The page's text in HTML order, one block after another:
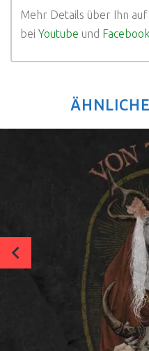
Mehr Details über Ihn auf
bei Youtube und Facebook